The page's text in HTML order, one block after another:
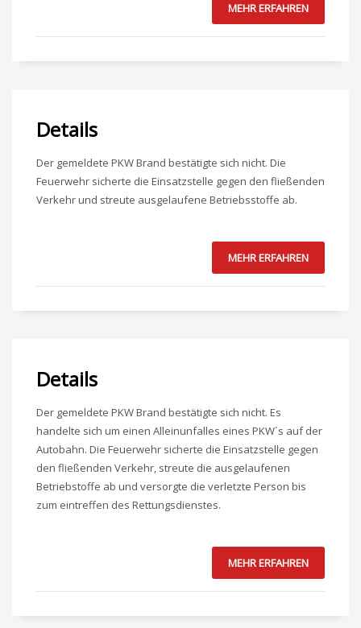
MEHR ERFAHREN
Details
Der gemeldete PKW Brand bestätigte sich nicht. Die
Feuerwehr sicherte die Einsatzstelle gegen den fließenden
Verkehr und streute ausgelaufene Betriebsstoffe ab.
MEHR ERFAHREN
Details
Der gemeldete PKW Brand bestätigte sich nicht. Es
handelte sich um einen Alleinunfalles eines PKW´s auf der
Autobahn. Die Feuerwehr sicherte die Einsatzstelle gegen
den fließenden Verkehr, streute die ausgelaufenen
Betriebstoffe ab und versorgte die verletzte Person bis
zum eintreffen des Rettungsdienstes.
MEHR ERFAHREN